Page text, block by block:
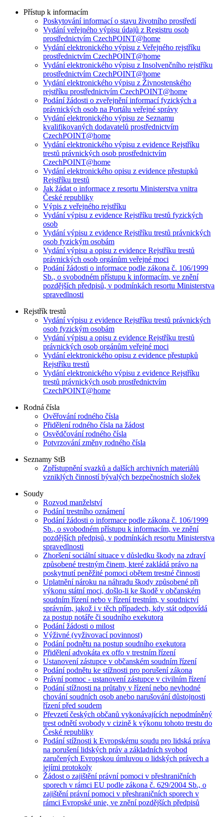
Přístup k informacím
Poskytování informací o stavu životního prostředí
Vydání veřejného výpisu údajů z Registru osob
prostřednictvím CzechPOINT@home
Vydání elektronického výpisu z Veřejného rejstříku
prostřednictvím CzechPOINT@home
Vydání elektronického výpisu z Insolvenčního rejstříku
prostřednictvím CzechPOINT@home
Vydání elektronického výpisu z Živnostenského
rejstříku prostřednictvím CzechPOINT@home
Podání žádosti o zveřejnění informací fyzických a
právnických osob na Portálu veřejné správy
Vydání elektronického výpisu ze Seznamu
kvalifikovaných dodavatelů prostřednictvím
CzechPOINT@home
Vydání elektronického výpisu z evidence Rejstříku
trestů právnických osob prostřednictvím
CzechPOINT@home
Vydání elektronického opisu z evidence přestupků
Rejstříku trestů
Jak žádat o informace z resortu Ministerstva vnitra
České republiky
Výpis z veřejného rejstříku
Vydání výpisu z evidence Rejstříku trestů fyzických
osob
Vydání výpisu z evidence Rejstříku trestů právnických
osob fyzickým osobám
Vydání výpisu a opisu z evidence Rejstříku trestů
právnických osob orgánům veřejné moci
Podání žádosti o informace podle zákona č. 106/1999
Sb., o svobodném přístupu k informacím, ve znění
pozdějších předpisů, v podmínkách resortu Ministerstva
spravedlnosti
Rejstřík trestů
Vydání výpisu z evidence Rejstříku trestů právnických
osob fyzickým osobám
Vydání výpisu a opisu z evidence Rejstříku trestů
právnických osob orgánům veřejné moci
Vydání elektronického opisu z evidence přestupků
Rejstříku trestů
Vydání elektronického výpisu z evidence Rejstříku
trestů právnických osob prostřednictvím
CzechPOINT@home
Rodná čísla
Ověřování rodného čísla
Přidělení rodného čísla na žádost
Osvědčování rodného čísla
Potvrzování změny rodného čísla
Seznamy StB
Zpřístupnění svazků a dalších archivních materiálů
vzniklých činností bývalých bezpečnostních složek
Soudy
Rozvod manželství
Podání trestního oznámení
Podání žádosti o informace podle zákona č. 106/1999
Sb., o svobodném přístupu k informacím, ve znění
pozdějších předpisů, v podmínkách resortu Ministerstva
spravedlnosti
Zhoršení sociální situace v důsledku škody na zdraví
způsobené trestným činem, které zakládá právo na
poskytnutí peněžité pomoci obětem trestné činnosti
Uplatnění nároku na náhradu škody způsobené při
výkonu státní moci, došlo-li ke škodě v občanském
soudním řízení nebo v řízení trestním, v soudnictví
správním, jakož i v těch případech, kdy stát odpovídá
za postup notáře či soudního exekutora
Podání žádosti o milost
Výživné (vyživovací povinnost)
Podání podnětu na postup soudního exekutora
Přidělení advokáta ex offo v trestním řízení
Ustanovení zástupce v občanském soudním řízení
Podání podnětu ke stížnosti pro porušení zákona
Právní pomoc - ustanovení zástupce v civilním řízení
Podání stížnosti na průtahy v řízení nebo nevhodné
chování soudních osob anebo narušování důstojnosti
řízení před soudem
Převzetí českých občanů vykonávajících nepodmíněný
trest odnětí svobody v cizině k výkonu tohoto trestu do
České republiky
Podání stížnosti k Evropskému soudu pro lidská práva
na porušení lidských práv a základních svobod
zaručených Evropskou úmluvou o lidských právech a
jejími protokoly
Žádost o zajištění právní pomoci v přeshraničních
sporech v rámci EU podle zákona č. 629/2004 Sb., o
zajištění právní pomoci v přeshraničních sporech v
rámci Evropské unie, ve znění pozdějších předpisů